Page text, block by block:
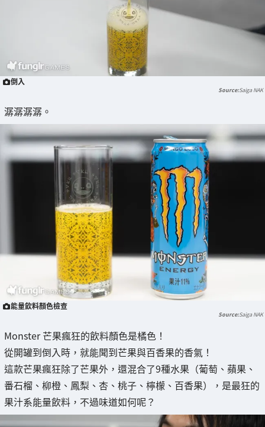
倒入
Saiga NAK
潺潺潺潺。
能量飲料顏色檢查
Saiga NAK
Monster 芒果瘋狂的飲料顏色是橘色！
從開罐到倒入時，就能聞到芒果與百香果的香氣！
這款芒果瘋狂除了芒果外，還混合了9種水果（葡萄、蘋果、
番石榴、柳橙、鳳梨、杏、桃子、檸檬、百香果），是最狂的
果汁系能量飲料，不過味道如何呢？